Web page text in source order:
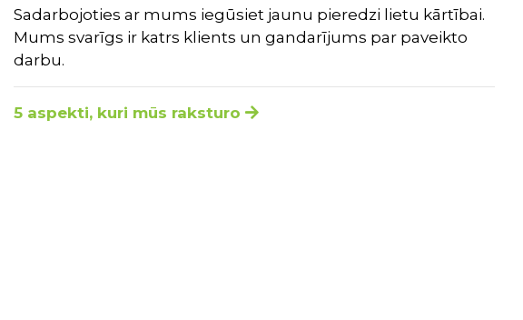
Sadarbojoties ar mums iegūsiet jaunu pieredzi lietu kārtībai.
Mums svarīgs ir katrs klients un gandarījums par paveikto
darbu.
5 aspekti, kuri mūs raksturo